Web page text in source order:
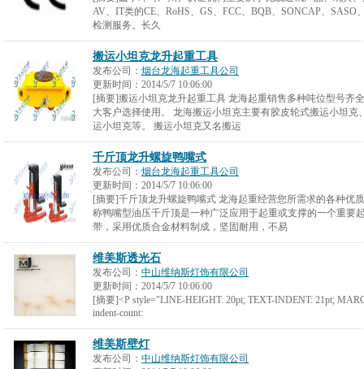
AV、IT类的CE、RoHS、GS、FCC、BQB、SONCAP、SASO
检测服务。长久
搬运小坦克龙升起重工具
发布公司： 烟台龙海起重工具公司
更新时间： 2014/5/7 10:06:00
[摘要]搬运小坦克龙升起重工具 龙海起重销售多种吨位型号齐
大客户选择使用。 龙海搬运小坦克主要有胶皮轮式搬运小坦克
运小坦克等。 搬运小坦克又名搬运
千斤顶龙升螺旋鸭嘴式
发布公司： 烟台龙海起重工具公司
更新时间： 2014/5/7 10:06:00
[摘要]千斤顶龙升螺旋鸭嘴式 龙海起重经营您所需求的各种优
称鸭嘴型油压千斤顶是一种广泛应用于起重或支撑的一个重要
带，采用优质合金材料制成，坚固耐用，不易
维美斯透光石
发布公司： 中山维纳斯灯饰有限公司
更新时间： 2014/5/7 10:06:00
[摘要]<P style="LINE-HEIGHT: 20pt; TEXT-INDENT: 21pt;
indent-count:
维美斯壁灯
发布公司： 中山维纳斯灯饰有限公司